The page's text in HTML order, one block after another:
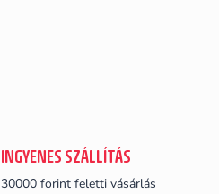
INGYENES SZÁLLÍTÁS
30000 forint feletti vásárlás